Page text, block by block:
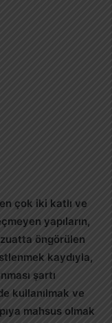
çok iki katlı ve
yapıların,
öngörülen
kaydıyla,
şartı
kullanılmak ve
mahsus olmak